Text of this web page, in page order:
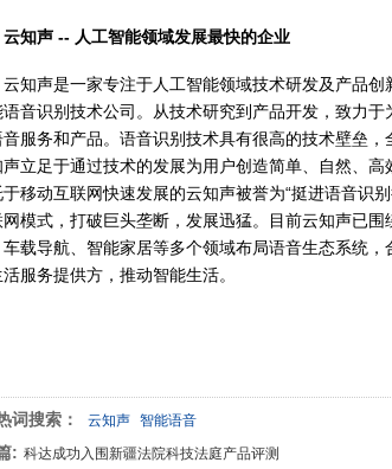
声 -- 人工智能领域发展最快的企业
声是一家专注于人工智能领域技术研发及产品创
语音识别技术公司。从技术研究到产品开发，致力
音服务和产品。语音识别技术具有很高的技术壁垒，
立足于通过技术的发展为用户创造简单、自然、高
移动互联网快速发展的云知声被誉为“挺进语音识
网模式，打破巨头垄断，发展迅猛。目前云知声已
车载导航、智能家居等多个领域布局语音生态系统
服务提供方，推动智能生活。
词搜索： 云知声 智能语音
: 科达成功入围新疆法院科技法庭产品评测